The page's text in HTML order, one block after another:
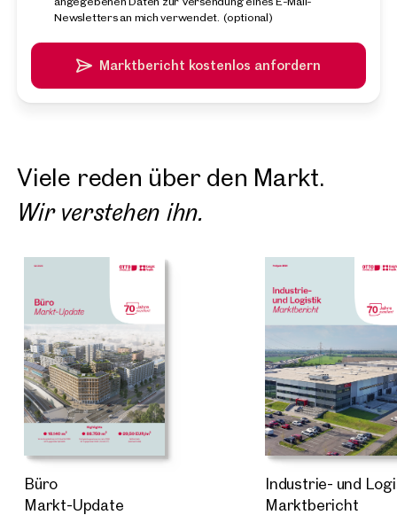
Newsletters an mich verwendet. (optional)
Marktbericht kostenlos anfordern
Viele reden über den Markt.
Wir verstehen ihn.
Büro
Markt-Update
Industrie- und
Marktbericht